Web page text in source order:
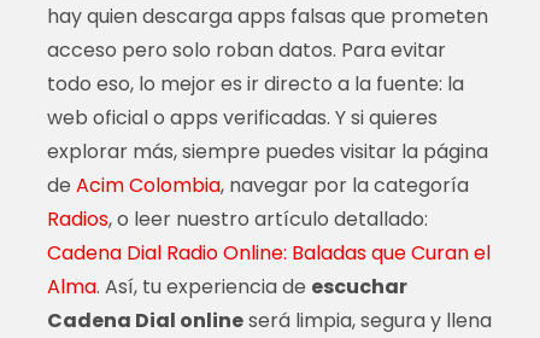
hay quien descarga apps falsas que prometen
acceso pero solo roban datos. Para evitar
todo eso, lo mejor es ir directo a la fuente: la
web oficial o apps verificadas. Y si quieres
explorar más, siempre puedes visitar la página
de Acim Colombia, navegar por la categoría
Radios, o leer nuestro artículo detallado:
Cadena Dial Radio Online: Baladas que Curan el
Alma. Así, tu experiencia de escuchar
Cadena Dial onlineserá limpia, segura y llena